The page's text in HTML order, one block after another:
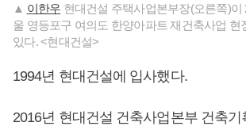
▲ 이한우 현대건설 주택사업본부장(오른쪽)이
울 영등포구 여의도 한양아파트 재건축사업 현
있다. <현대건설>
1994년 현대건설에 입사했다.
2016년 현대건설 건축사업본부 건축